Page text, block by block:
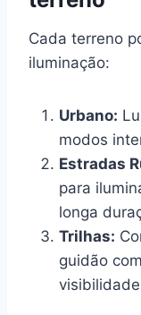
Cada terreno
iluminação:
Urbano:
modos
Estradas
para
longa
Trilhas:
guidão